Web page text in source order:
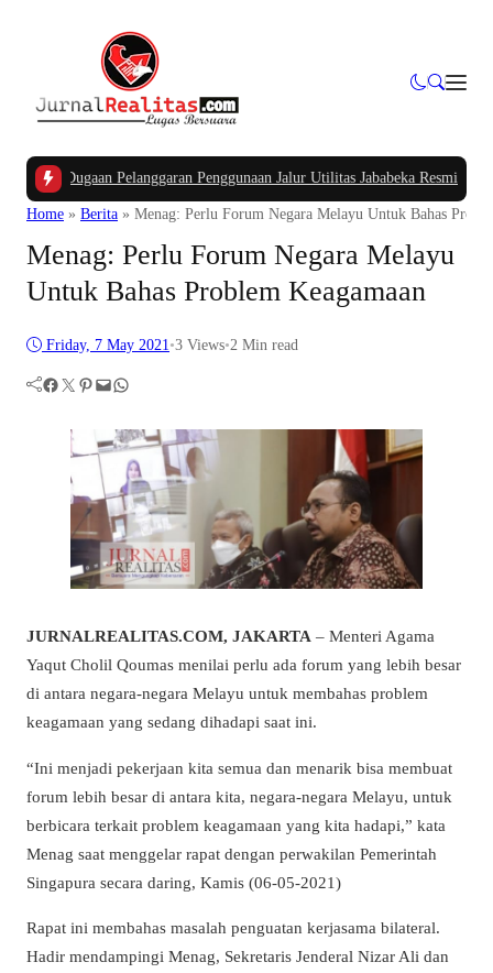
Dugaan Pelanggaran Penggunaan Jalur Utilitas Jababeka Resmi Naik ke
Home » Berita » Menag: Perlu Forum Negara Melayu Untuk Bahas
Menag: Perlu Forum Negara Melayu
Untuk Bahas Problem Keagamaan
Friday, 7 May 2021•3 Views•2 Min read
Facebook Twitter Pinterest Mail WhatsApp
JURNALREALITAS.COM, JAKARTA – Menteri Agama
Yaqut Cholil Qoumas menilai perlu ada forum yang lebih besar
di antara negara-negara Melayu untuk membahas problem
keagamaan yang sedang dihadapi saat ini.
“Ini menjadi pekerjaan kita semua dan menarik bisa membuat
forum lebih besar di antara kita, negara-negara Melayu, untuk
berbicara terkait problem keagamaan yang kita hadapi,” kata
Menag saat menggelar rapat dengan perwakilan Pemerintah
Singapura secara daring, Kamis (06-05-2021)
Rapat ini membahas masalah penguatan kerjasama bilateral.
Hadir mendampingi Menag, Sekretaris Jenderal Nizar Ali dan